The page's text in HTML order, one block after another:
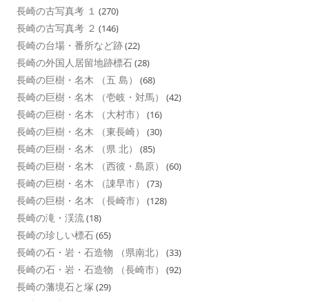
長崎の古写真考 １ (270)
長崎の古写真考 ２ (146)
長崎の台場・番所など跡(22)
長崎の外国人居留地跡標石(28)
長崎の巨樹・名木 （五 島） (68)
長崎の巨樹・名木 （壱岐・対馬） (42)
長崎の巨樹・名木 （大村市） (16)
長崎の巨樹・名木 （東長崎） (30)
長崎の巨樹・名木 （県 北） (85)
長崎の巨樹・名木 （西彼・島原） (60)
長崎の巨樹・名木 （諌早市） (73)
長崎の巨樹・名木 （長崎市） (128)
長崎の滝・渓流(18)
長崎の珍しい標石(65)
長崎の石・岩・石造物 （県南北） (33)
長崎の石・岩・石造物 （長崎市） (92)
長崎の藩境石と塚 (29)